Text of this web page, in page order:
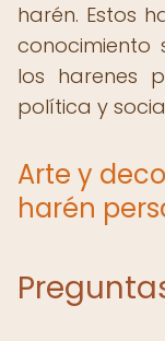
harén. Estos
conocimiento
los harenes
política y
Arte y
harén